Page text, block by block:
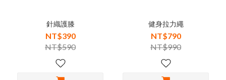
針織護膝
NT$390
NT$590
健身拉力繩
NT$790
NT$990